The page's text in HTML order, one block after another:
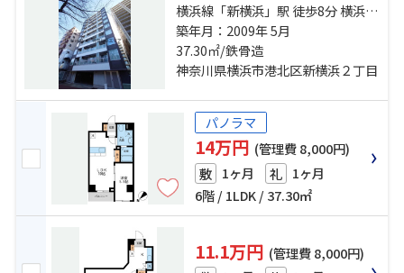
横浜線「新横浜」駅 徒歩8分 横浜線
「小机」駅 徒歩19分 ブルーライン
「北新横浜」駅 徒歩22分
築年月：2009年 5月
37.30㎡/鉄骨造
神奈川県横浜市港北区新横浜２丁目
パノラマ
14万円 (管理費 8,000円)
敷 1ヶ月 礼 1ヶ月
6階 / 1LDK / 37.30㎡
11.1万円 (管理費 8,000円)